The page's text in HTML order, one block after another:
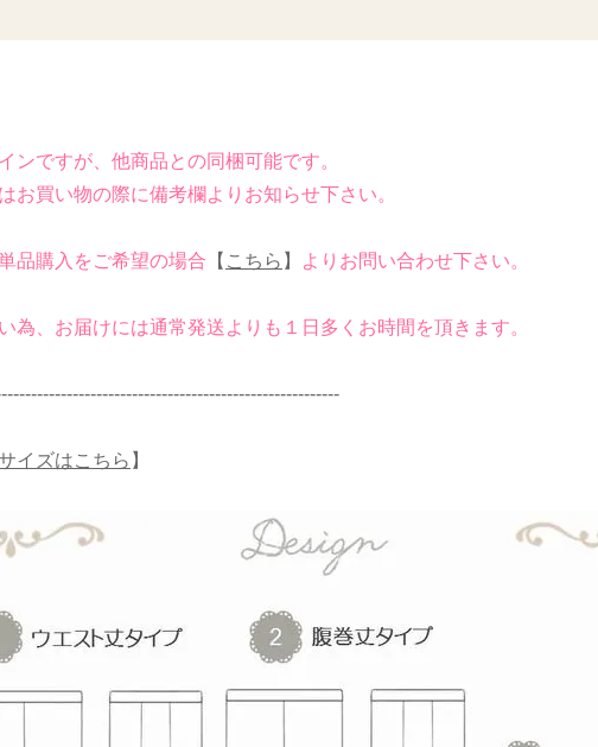
ンですが、他商品との同梱可能です。
お買い物の際に備考欄よりお知らせ下さい。
品購入をご希望の場合 【 こちら 】 よりお問い合わせ下さい。
為、お届けには通常発送よりも１日多くお時間を頂きます。
イズはこちら 】